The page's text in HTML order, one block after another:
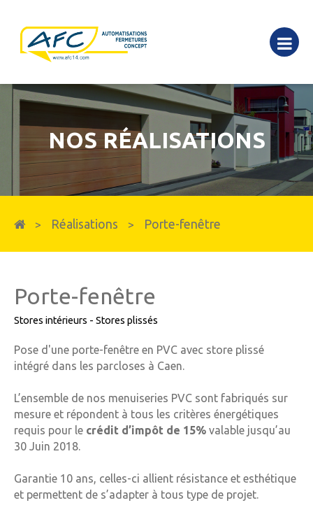
NOS RÉALISATIONS
> Réalisations > Porte-fenêtre
Porte-fenêtre
Stores intérieurs - Stores plissés
Pose d'une porte-fenêtre en PVC avec store plissé
intégré dans les parcloses à Caen.
L’ensemble de nos menuiseries PVC sont fabriqués sur
mesure et répondent à tous les critères énergétiques
requis pour le crédit d’impôt de 15% valable jusqu’au
30 Juin 2018.
Garantie 10 ans, celles-ci allient résistance et esthétique
et permettent de s’adapter à tous type de projet.